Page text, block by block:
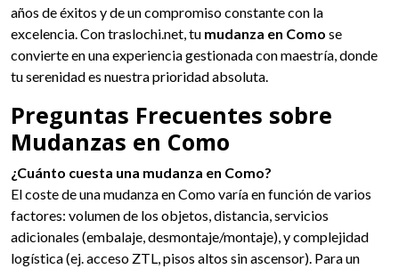
años de éxitos y de un compromiso constante con la
excelencia. Con traslochi.net, tu mudanza en Como se
convierte en una experiencia gestionada con maestría, donde
tu serenidad es nuestra prioridad absoluta.
Preguntas Frecuentes sobre
Mudanzas en Como
¿Cuánto cuesta una mudanza en Como?
El coste de una mudanza en Como varía en función de varios
factores: volumen de los objetos, distancia, servicios
adicionales (embalaje, desmontaje/montaje), y complejidad
logística (ej. acceso ZTL, pisos altos sin ascensor). Para un